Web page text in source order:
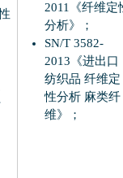
2011《纤维定
分析》；
SN/T 3582-
2013《进出口
纺织品 纤维定
性分析 麻类纤
维》；